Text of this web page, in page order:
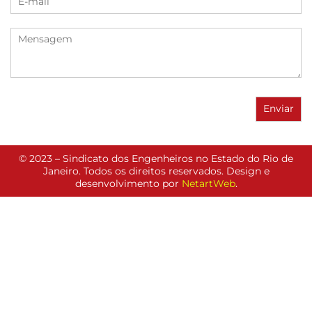
© 2023 – Sindicato dos Engenheiros no Estado do Rio de
Janeiro. Todos os direitos reservados. Design e
desenvolvimento por NetartWeb.